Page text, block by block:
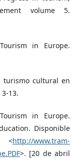
volume 5.
in Europe.
turismo cultural en
13.
in Europe.
Disponible
http://www.tram-
>. [20 de abril